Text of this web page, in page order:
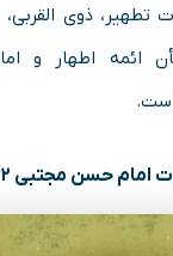
ذوی القربی،
ائمه اطهار و
است.
امام حسن مجتبی ۱۴۰۲